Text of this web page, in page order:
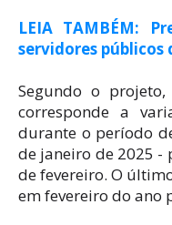
LEIA TAMBÉM:
servidores públicos
Segundo o
corresponde a
durante o período
de janeiro de 2025 -
de fevereiro. O
em fevereiro do ano